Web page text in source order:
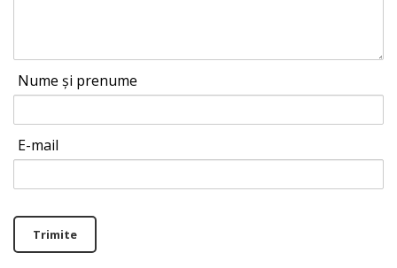
Nume și prenume
E-mail
Trimite